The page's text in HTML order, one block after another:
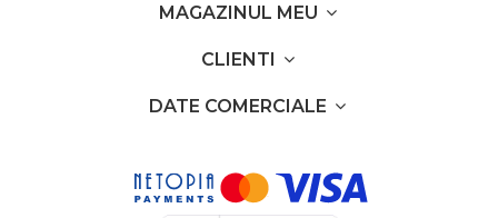
MAGAZINUL MEU
CLIENTI
DATE COMERCIALE